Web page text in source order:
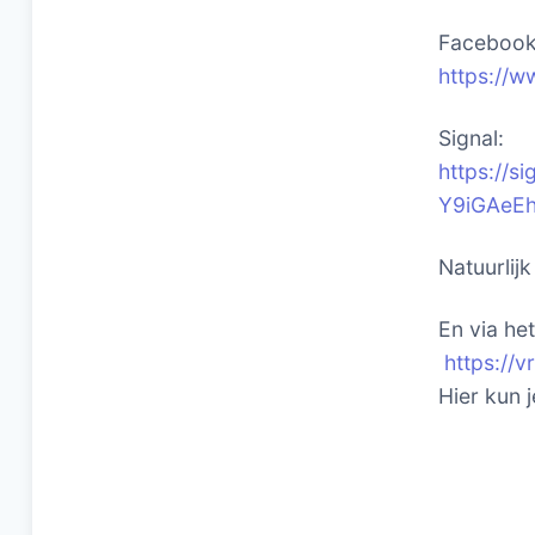
https://
Signal:
https://
En via
https://
Hier kun